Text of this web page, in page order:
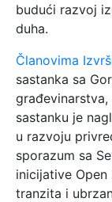
budući razvoj
duha.
Članovima
sastanka sa
sastanku je
u razvoju
sporazum sa
inicijative Open
tranzita i